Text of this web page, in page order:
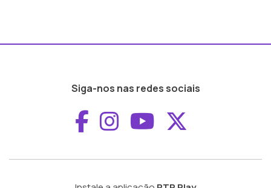
Siga-nos nas redes sociais
Aceder ao
Aceder ao
Aceder ao